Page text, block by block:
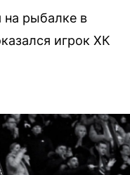
на рыбалке в
игрок ХК